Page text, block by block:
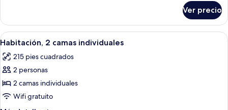
size
1
cama
Queen
Ver precio
Abrir
todas
las
fotos
de
Habitación,
2
Habitación de hotel con dos camas,
7
Habitación, 2 camas individuales
215 pies cuadrados
2 personas
2 camas individuales
Wifi gratuito